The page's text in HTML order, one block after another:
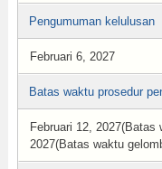
Pengumuman kelulusan
Februari 6, 2027
Batas waktu prosedur
Februari 12, 2027(Batas
2027(Batas waktu